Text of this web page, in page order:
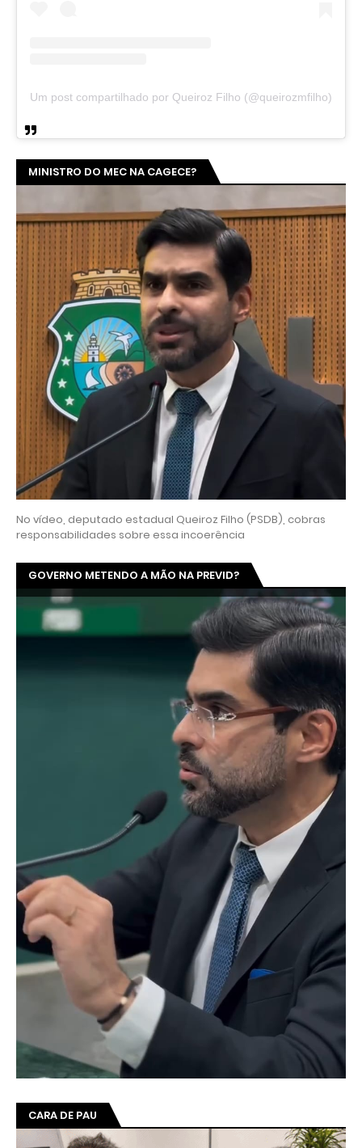
Um post compartilhado por Queiroz Filho (@queirozmfilho)
MINISTRO DO MEC NA CAGECE?
No vídeo, deputado estadual Queiroz Filho (PSDB), cobras
responsabilidades sobre essa incoerência
GOVERNO METENDO A MÃO NA PREVID?
CARA DE PAU